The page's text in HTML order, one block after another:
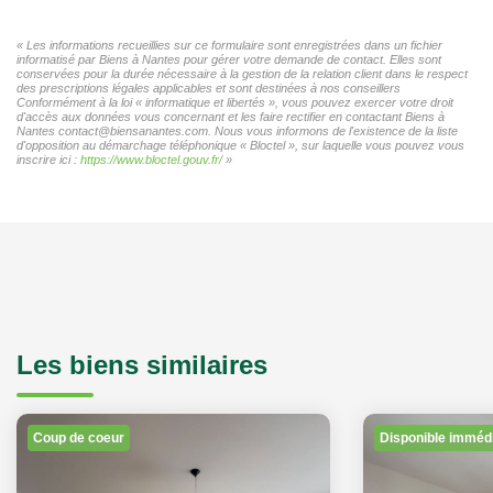
« Les informations recueillies sur ce formulaire sont enregistrées dans un fichier
informatisé par Biens à Nantes pour gérer votre demande de contact. Elles sont
conservées pour la durée nécessaire à la gestion de la relation client dans le respect
des prescriptions légales applicables et sont destinées à nos conseillers
Conformément à la loi « informatique et libertés », vous pouvez exercer votre droit
d'accès aux données vous concernant et les faire rectifier en contactant Biens à
Nantes contact@biensanantes.com. Nous vous informons de l'existence de la liste
d'opposition au démarchage téléphonique « Bloctel », sur laquelle vous pouvez vous
inscrire ici : https://www.bloctel.gouv.fr/»
Les biens similaires
Coup de coeur Disponible